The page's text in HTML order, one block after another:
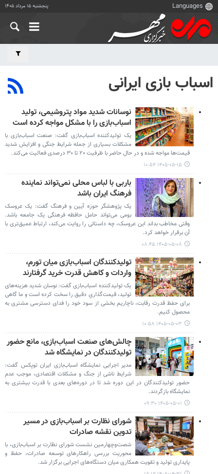
پنجشنبه ۱۵ مرداد ۱۴۰۵
اسباب بازی ایرانی
نوسانات شدید مواد پتروشیمی، تولید
اسباب‌بازی را با مشکل مواجه کرده است
یک تولیدکننده اسباب‌بازی گفت: صنعت اسباب‌بازی با
مشکلات بسیاری از جمله شرایط جنگی و افزایش شدید
قیمت‌ها مواجه شده و در حال حاضر با ظرفیت ۲۰ تا ۳۰ درصدی فعالیت می‌کند.
۱۴۰۵-۰۵-۱۵ ۱۰:۵۴
باربی با لباس محلی نمی‌تواند نماینده
فرهنگ ایران باشد
یک پژوهشگر حوزه آیین و فرهنگ گفت: یک عروسک
بومی می‌تواند حامل حافظه فرهنگی یک جامعه باشد.
وقتی مخاطب بداند این عروسک، چه داستانی را روایت می‌کند، ارتباط عمیق‌تری با
آن برقرار خواهد کرد.
۱۴۰۵-۰۵-۰۸ ۰۸:۴۵
تولیدکنندگان اسباب‌بازی میان تورم،
واردات و کاهش قدرت خرید گرفتارند
یک تولیدکننده اسباب‌بازی گفت: نوسان شدید هزینه‌های
تولید، قیمت‌گذاریِ دقیق را سخت کرده است و ما گاهی
برای حفظ قدرت رقابت، ناچاریم بخشی از سود خود را فدای دسترسی مشتری به
محصول کنیم.
۱۴۰۵-۰۵-۰۳ ۱۰:۵۸
چالش‌های صنعت اسباب‌بازی، مانع حضور
تولیدکنندگان در نمایشگاه شد
مدیر اجرایی نمایشگاه اسباب‌بازی ایران تویِکس گفت:
شرایط ناشی از جنگ و مشکلات اقتصادی، موجب عدم
حضور تولیدکنندگان در این دوره شد تا در دوره‌های بعدی با قدرت بیشتری به
نمایشگاه بازگردند.
۱۴۰۵-۰۵-۰۱ ۰۹:۳۰
شورای نظارت بر اسباب‌بازی در مسیر
تدوین نقشه صادرات
شصت‌وچهارمین نشست شورای نظارت بر اسباب‌بازی، با
محوریت بررسی راهکارهای توسعه صادرات، حفظ و
پایداری تولید و تقویت همکاری میان دستگاه‌های اجرایی برگزار شد.